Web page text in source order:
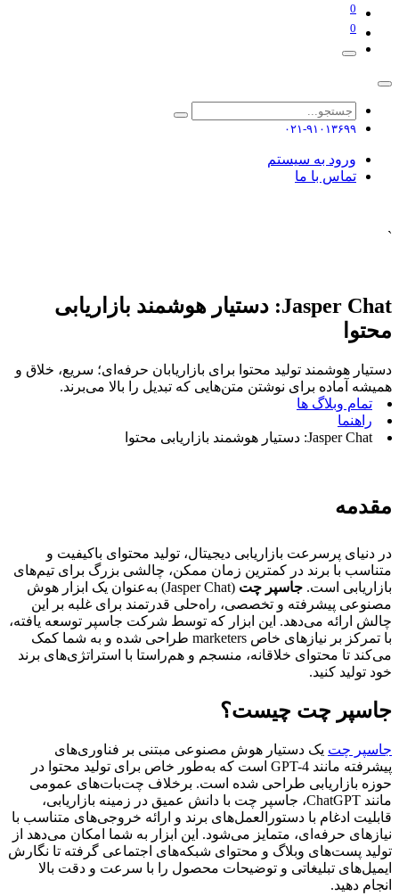
0
0
۰۲۱-۹۱۰۱۳۶۹۹
ورود به سیستم
تماس با ما
`
Jasper Chat: دستیار هوشمند بازاریابی
محتوا
دستیار هوشمند تولید محتوا برای بازاریابان حرفه‌ای؛ سریع، خلاق و
همیشه آماده برای نوشتن متن‌هایی که تبدیل را بالا می‌برند.
تمام وبلاگ ها
راهنما
Jasper Chat: دستیار هوشمند بازاریابی محتوا
مقدمه
در دنیای پرسرعت بازاریابی دیجیتال، تولید محتوای باکیفیت و
متناسب با برند در کمترین زمان ممکن، چالشی بزرگ برای تیم‌های
بازاریابی است. جاسپر چت
(Jasper Chat) به‌عنوان یک ابزار هوش
مصنوعی پیشرفته و تخصصی، راه‌حلی قدرتمند برای غلبه بر این
چالش ارائه می‌دهد. این ابزار که توسط شرکت جاسپر توسعه یافته،
با تمرکز بر نیازهای خاص marketers طراحی شده و به شما کمک
می‌کند تا محتوای خلاقانه، منسجم و هم‌راستا با استراتژی‌های برند
خود تولید کنید.
جاسپر چت چیست؟
جاسپر چت یک دستیار هوش مصنوعی مبتنی بر فناوری‌های
پیشرفته مانند GPT-4 است که به‌طور خاص برای تولید محتوا در
حوزه بازاریابی طراحی شده است. برخلاف چت‌بات‌های عمومی
مانند ChatGPT، جاسپر چت با دانش عمیق در زمینه بازاریابی،
قابلیت ادغام با دستورالعمل‌های برند و ارائه خروجی‌های متناسب با
نیازهای حرفه‌ای، متمایز می‌شود. این ابزار به شما امکان می‌دهد از
تولید پست‌های وبلاگ و محتوای شبکه‌های اجتماعی گرفته تا نگارش
ایمیل‌های تبلیغاتی و توضیحات محصول را با سرعت و دقت بالا
انجام دهید.